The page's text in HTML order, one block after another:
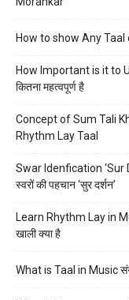
How to show Any Taal
How Important is it to
कितना महत्वपूर्ण है
Concept of Sum Tali
Rhythm Lay Taal
Swar Idenfication ‘Sur
स्वरों की पहचान ‘सुर दर्शन’
Learn Rhythm Lay in
खाली क्या है
What is Taal in Music